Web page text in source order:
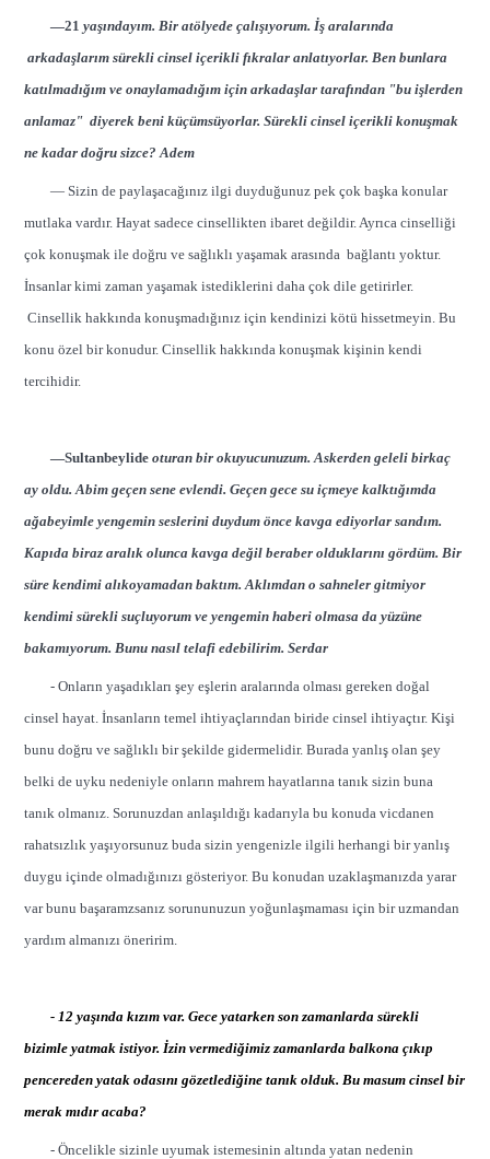
—21 yaşındayım. Bir atölyede çalışıyorum. İş aralarında
arkadaşlarım sürekli cinsel içerikli fıkralar anlatıyorlar. Ben bunlara
katılmadığım ve onaylamadığım için arkadaşlar tarafından "bu işlerden
anlamaz" diyerek beni küçümsüyorlar. Sürekli cinsel içerikli konuşmak
ne kadar doğru sizce? Adem
— Sizin de paylaşacağınız ilgi duyduğunuz pek çok başka konular
mutlaka vardır. Hayat sadece cinsellikten ibaret değildir. Ayrıca cinselliği
çok konuşmak ile doğru ve sağlıklı yaşamak arasında bağlantı yoktur.
İnsanlar kimi zaman yaşamak istediklerini daha çok dile getirirler.
Cinsellik hakkında konuşmadığınız için kendinizi kötü hissetmeyin. Bu
konu özel bir konudur. Cinsellik hakkında konuşmak kişinin kendi
tercihidir.
—Sultanbeylide oturan bir okuyucunuzum. Askerden geleli birkaç
ay oldu. Abim geçen sene evlendi. Geçen gece su içmeye kalktığımda
ağabeyimle yengemin seslerini duydum önce kavga ediyorlar sandım.
Kapıda biraz aralık olunca kavga değil beraber olduklarını gördüm. Bir
süre kendimi alıkoyamadan baktım. Aklımdan o sahneler gitmiyor
kendimi sürekli suçluyorum ve yengemin haberi olmasa da yüzüne
bakamıyorum. Bunu nasıl telafi edebilirim. Serdar
- Onların yaşadıkları şey eşlerin aralarında olması gereken doğal
cinsel hayat. İnsanların temel ihtiyaçlarından biride cinsel ihtiyaçtır. Kişi
bunu doğru ve sağlıklı bir şekilde gidermelidir. Burada yanlış olan şey
belki de uyku nedeniyle onların mahrem hayatlarına tanık sizin buna
tanık olmanız. Sorunuzdan anlaşıldığı kadarıyla bu konuda vicdanen
rahatsızlık yaşıyorsunuz buda sizin yengenizle ilgili herhangi bir yanlış
duygu içinde olmadığınızı gösteriyor. Bu konudan uzaklaşmanızda yarar
var bunu başaramzsanız sorununuzun yoğunlaşmaması için bir uzmandan
yardım almanızı öneririm.
- 12 yaşında kızım var. Gece yatarken son zamanlarda sürekli
bizimle yatmak istiyor. İzin vermediğimiz zamanlarda balkona çıkıp
pencereden yatak odasını gözetlediğine tanık olduk. Bu masum cinsel bir
merak mıdır acaba?
- Öncelikle sizinle uyumak istemesinin altında yatan nedenin